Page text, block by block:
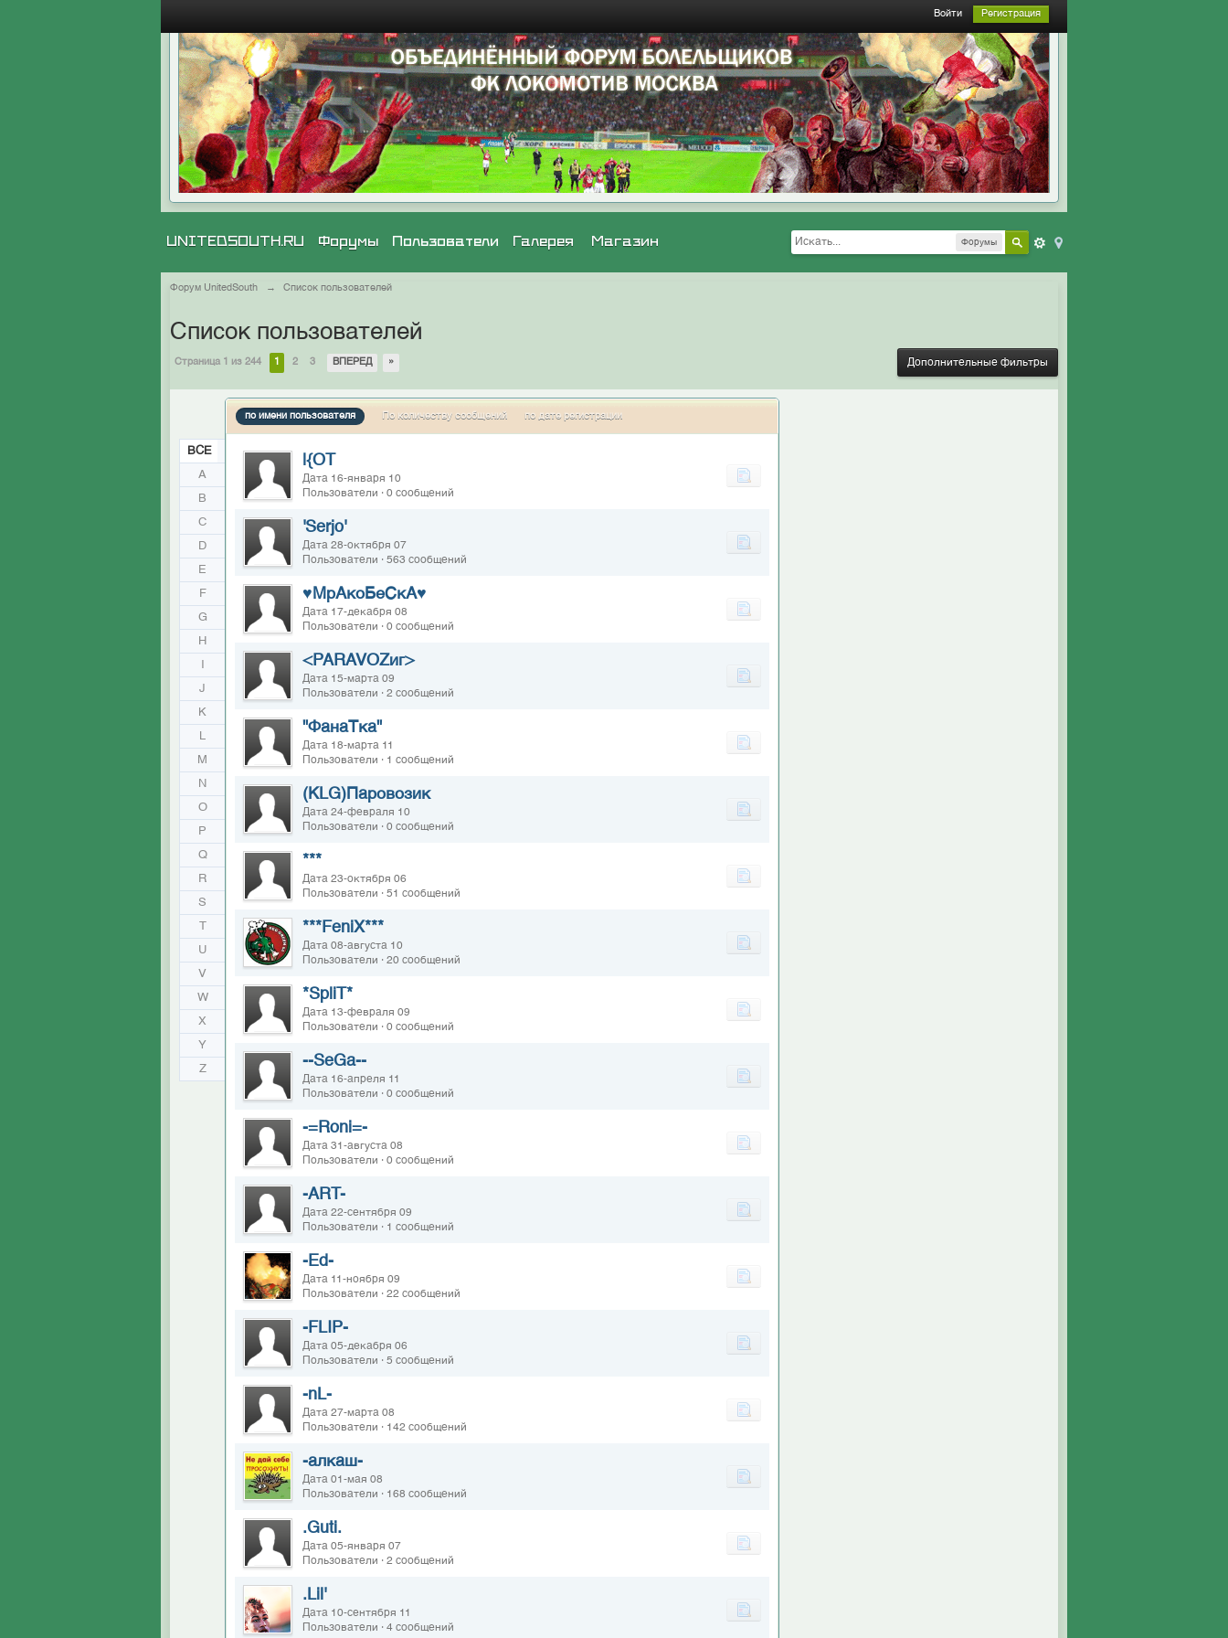
Войти Регистрация
Форумы
UNITEDSOUTH.RU Галерея Магазин
Форумы Пользователи
Форум UnitedSouth → Список пользователей
Список пользователей
Страница 1 из 244 1 2 3 ВПЕРЕД » Дополнительные фильтры
ВСЕ
A
B
C
D
E
F
G
H
J
K
L
M
N
O
P
Q
R
S
T
U
V
W
X
Y
Z
по имени пользователя По количеству сообщений по дате регистрации
|{OT
Дата 16-января 10
Пользователи · 0 сообщений
'Serjo'
Дата 28-октября 07
Пользователи · 563 сообщений
♥МрАкоБеСкА♥
Дата 17-декабря 08
Пользователи · 0 сообщений
<PARAVOZиг>
Дата 15-марта 09
Пользователи · 2 сообщений
"ФанаТка"
Дата 18-марта 11
Пользователи · 1 сообщений
(KLG)Паровозик
Дата 24-февраля 10
Пользователи · 0 сообщений
***
Дата 23-октября 06
Пользователи · 51 сообщений
***FeniX***
Дата 08-августа 10
Пользователи · 20 сообщений
*SpliT*
Дата 13-февраля 09
Пользователи · 0 сообщений
--SeGa--
Дата 16-апреля 11
Пользователи · 0 сообщений
-=Roni=-
Дата 31-августа 08
Пользователи · 0 сообщений
-ART-
Дата 22-сентября 09
Пользователи · 1 сообщений
-Ed-
Дата 11-ноября 09
Пользователи · 22 сообщений
-FLIP-
Дата 05-декабря 06
Пользователи · 5 сообщений
-nL-
Дата 27-марта 08
Пользователи · 142 сообщений
-алкаш-
Дата 01-мая 08
Пользователи · 168 сообщений
.Guti.
Дата 05-января 07
Пользователи · 2 сообщений
.Lil'
Дата 10-сентября 11
Пользователи · 4 сообщений